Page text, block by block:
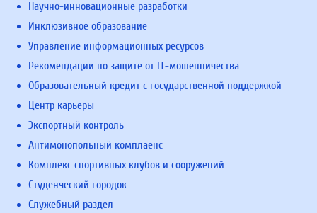
Научно-инновационные разработки
Инклюзивное образование
Управление информационных ресурсов
Рекомендации по защите от IT-мошенничества
Образовательный кредит с государственной поддержкой
Центр карьеры
Экспортный контроль
Антимонопольный комплаенс
Комплекс спортивных клубов и сооружений
Студенческий городок
Служебный раздел